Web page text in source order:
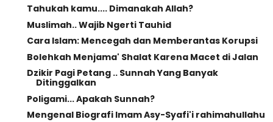
Tahukah kamu.... Dimanakah Allah?
Muslimah.. Wajib Ngerti Tauhid
Cara Islam: Mencegah dan Memberantas Korupsi
Bolehkah Menjama' Shalat Karena Macet di Jalan
Dzikir Pagi Petang .. Sunnah Yang Banyak
Ditinggalkan
Poligami... Apakah Sunnah?
Mengenal Biografi Imam Asy-Syafi'i rahimahullahu